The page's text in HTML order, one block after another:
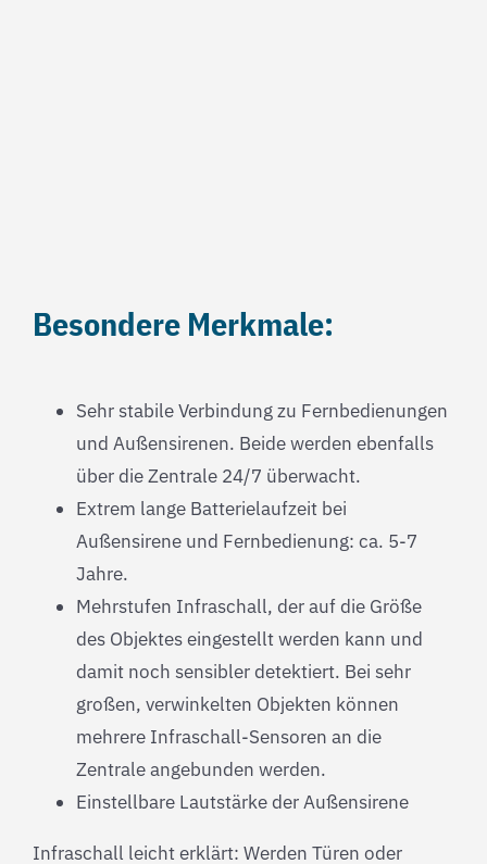
Besondere Merkmale:
Sehr stabile Verbindung zu Fernbedienungen
und Außensirenen. Beide werden ebenfalls
über die Zentrale 24/7 überwacht.
Extrem lange Batterielaufzeit bei
Außensirene und Fernbedienung: ca. 5-7
Jahre.
Mehrstufen Infraschall, der auf die Größe
des Objektes eingestellt werden kann und
damit noch sensibler detektiert. Bei sehr
großen, verwinkelten Objekten können
mehrere Infraschall-Sensoren an die
Zentrale angebunden werden.
Einstellbare Lautstärke der Außensirene
Infraschall leicht erklärt: Werden Türen oder